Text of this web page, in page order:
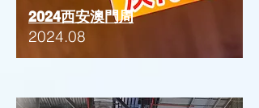
2024西安澳門周
2024.08